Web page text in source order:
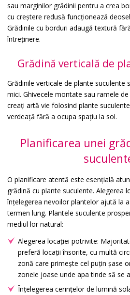
sau marginilor grădinii pentru a crea
cu creștere redusă funcționează
Grădinile cu borduri adaugă textură
întreținere.
Grădină verticală de
Grădinile verticale de plante suculente
mici. Ghivecele montate sau ramele
creați artă vie folosind plante
verdeață fără a ocupa spațiu la sol.
Planificarea unei
O planificare atentă este esențială
grădină cu plante suculente. Alegerea
înțelegerea nevoilor plantelor ajută la
termen lung. Plantele suculente
mediul lor natural:
Alegerea locației potrivite:
preferă locații însorite, cu multă
zonă care primește cel puțin șase
zonele joase unde apa tinde să se
Înțelegerea cerințelor de lumină